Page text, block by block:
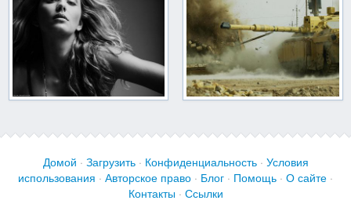
Домой · Загрузить · Конфиденциальность · Условия
использования · Авторское право · Блог · Помощь · О сайте ·
Контакты · Ссылки